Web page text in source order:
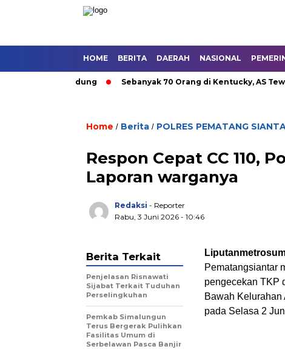
HOME BERITA DAERAH NASIONAL
di Bandung Sebanyak 70 Orang di Kentucky, AS Tewas
Home / Berita / POLRES PEMATANG
Respon Cepat CC 110,
Laporan warganya
Redaksi - Reporter
Rabu, 3 Juni 2026 - 10:46
Pematangsiantar
pengecekan TKP
Bawah Kelurahan
pada Selasa 2
Berita Terkait
Penjelasan Risnawati
Sijabat Terkait Tuduhan
Perselingkuhan
Pemkab Simalungun
Terus Bergerak Pulihkan
Fasilitas Umum di
Serbelawan Pasca Banjir